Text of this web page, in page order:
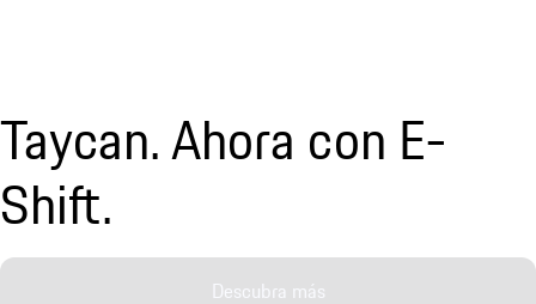
Taycan. Ahora con E-
Shift.
Descubra más